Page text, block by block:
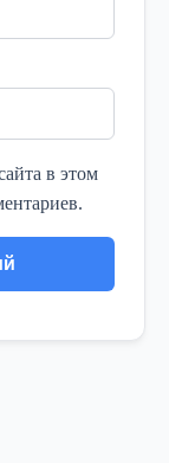
в этом